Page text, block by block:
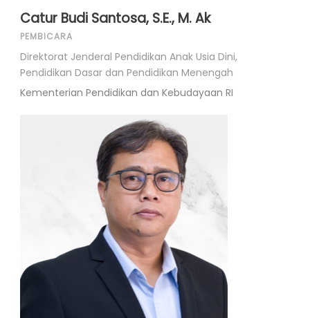
Catur Budi Santosa, S.E., M. Ak
PEMBICARA
Direktorat Jenderal Pendidikan Anak Usia Dini,
Pendidikan Dasar dan Pendidikan Menengah
Kementerian Pendidikan dan Kebudayaan RI